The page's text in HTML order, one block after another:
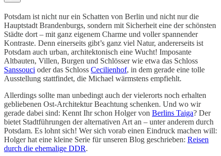
Potsdam ist nicht nur ein Schatten von Berlin und nicht nur die
Hauptstadt Brandenburgs, sondern mit Sicherheit eine der schönsten
Städte dort – mit ganz eigenem Charme und voller spannender
Kontraste. Denn einerseits gibt’s ganz viel Natur, andererseits ist
Potsdam auch urban, architektonisch eine Wucht! Imposante
Altbauten, Villen, Burgen und Schlösser wie etwa das Schloss
Sanssouci oder das Schloss Cecilienhof, in dem gerade eine tolle
Ausstellung stattfindet, die Michael wärmstens empfiehlt.
Allerdings sollte man unbedingt auch der vielerorts noch erhalten
gebliebenen Ost-Architektur Beachtung schenken. Und wo wir
gerade dabei sind: Kennt Ihr schon Holger von Berlins Taiga? Der
bietet Stadtführungen der alternativen Art an – unter anderem durch
Potsdam. Es lohnt sich! Wer sich vorab einen Eindruck machen will:
Holger hat eine kleine Serie für unseren Blog geschrieben: Reisen
durch die ehemalige DDR.